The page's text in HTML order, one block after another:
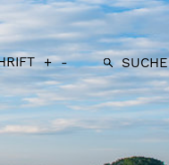
+ - SUCHE